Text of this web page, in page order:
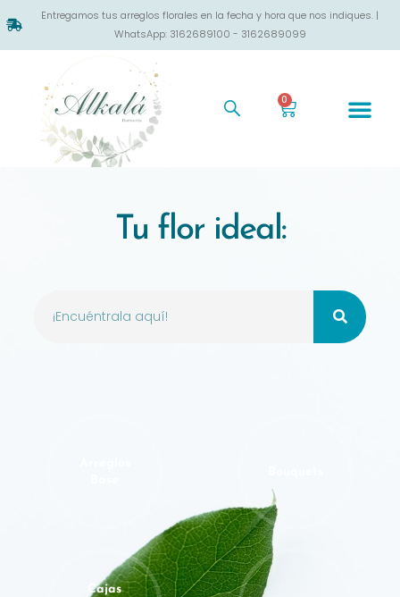
Entregamos tus arreglos florales en la fecha y hora que nos indiques. |
WhatsApp: 3162689100 - 3162689099
0
Tu flor ideal:
Cajas